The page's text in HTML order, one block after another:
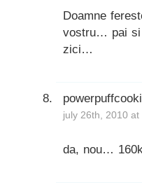
Doamne
vostru… pai
zici…
july 26th, 2010
da, nou…